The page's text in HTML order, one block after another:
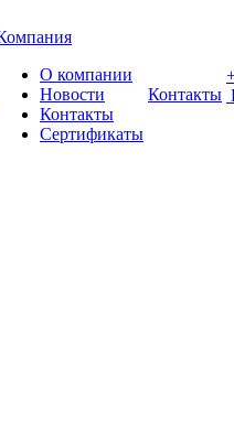
О компании
Новости
Контакты
Сертификаты
Контакты